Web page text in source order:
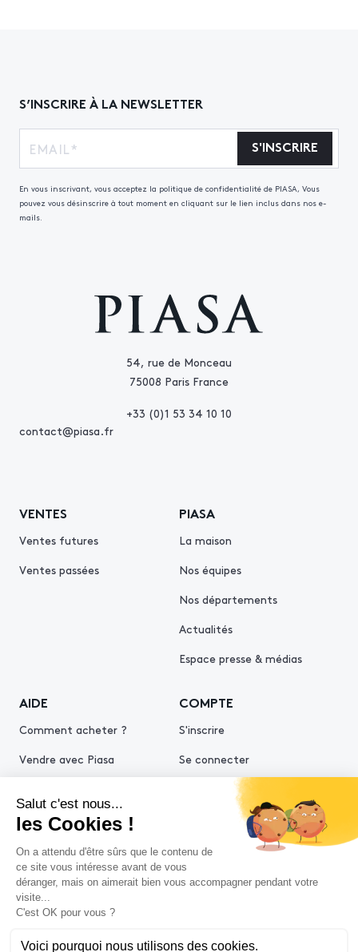
54, rue de Monceau
75008 Paris France
+33 (0)1 53 34 10 10
contact@piasa.fr
VENTES
Ventes futures
Ventes passées
PIASA
La maison
Nos équipes
Nos départements
Actualités
Espace presse & médias
AIDE
Comment acheter ?
Vendre avec Piasa
COMPTE
S'inscrire
Se connecter
S’INSCRIRE À LA NEWSLETTER
S'INSCRIRE
En vous inscrivant, vous acceptez la politique de confidentialité de PIASA, Vous
pouvez vous désinscrire à tout moment en cliquant sur le lien inclus dans nos e-
mails.
Politiques de confidentialitéPolitique cookies